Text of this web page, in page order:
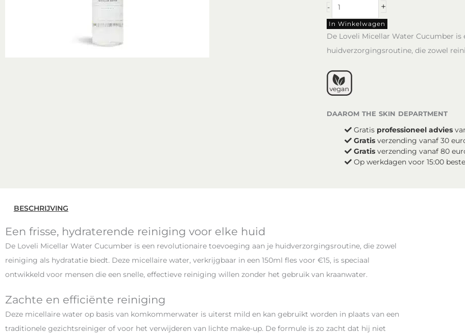
-
Micellar
Water
-
Size
+
In Winkelwagen
De Loveli Micellar Water Cucumber
huidverzorgingsroutine, die zowel
daarom the skin department
Gratis professioneel advies
Gratis verzending vanaf 30
Gratis verzending vanaf 80
Op werkdagen voor 15:00
BESCHRIJVING
Een frisse, hydraterende reiniging voor elke huid
De Loveli Micellar Water Cucumber is een revolutionaire toevoeging aan je huidverzorgingsroutine, die zowel
reiniging als hydratatie biedt. Deze micellaire water, verkrijgbaar in een 150ml fles voor €15, is speciaal
ontwikkeld voor mensen die een snelle, effectieve reiniging willen zonder het gebruik van kraanwater.
Zachte en efficiënte reiniging
Deze micellaire water op basis van komkommerwater is uiterst mild en kan gebruikt worden in plaats van een
traditionele gezichtsreiniger of voor het verwijderen van lichte make-up. De formule is zo zacht dat hij niet